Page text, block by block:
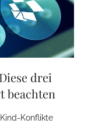
drei
beachten
Konflikte